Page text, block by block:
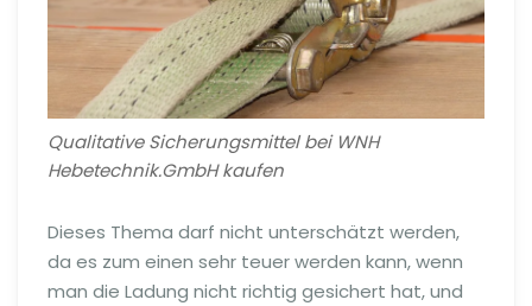
Qualitative Sicherungsmittel bei WNH
Hebetechnik.GmbH kaufen
Dieses Thema darf nicht unterschätzt werden,
da es zum einen sehr teuer werden kann, wenn
man die Ladung nicht richtig gesichert hat, und